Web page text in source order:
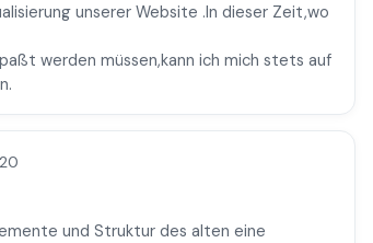
unserer Website .In dieser Zeit,wo
werden müssen,kann ich mich stets auf
und Struktur des alten eine